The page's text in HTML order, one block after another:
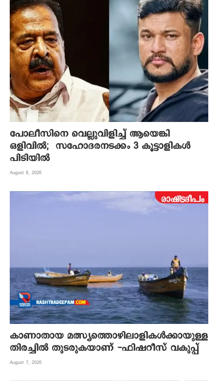
പോലീസിനെ വെല്ലുവിളിച്ച് ആയെങ്കി
ഒളിവിൽ; സഹോദരനടക്കം 3 കൂട്ടാളികൾ
പിടിയിൽ
August 8, 2026
കാണാതായ മത്സ്യത്തൊഴിലാളികൾക്കായുള്ള
തിരച്ചിൽ തുടരുകയാണ് -ഫിഷറീസ് വകുപ്പ്
August 7, 2026